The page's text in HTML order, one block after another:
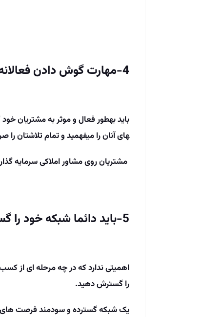
4-مهارت گوش دادن فعالانه را در خود تقویت کنید
های آنان را می­فهمید و تمام تلاشتان
مشتریان روی مشاور املاکی سرمایه
5-باید دائما شبکه خود را گسترش دهید.
اهمیتی ندارد که در چه مرحله ­ای از
را گسترش دهید.
یک شبکه گسترده و سودمند فرصت­ های